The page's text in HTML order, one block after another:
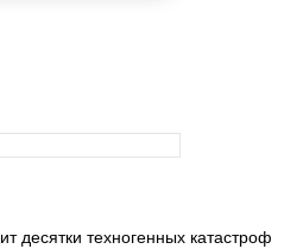
десятки техногенных катастроф